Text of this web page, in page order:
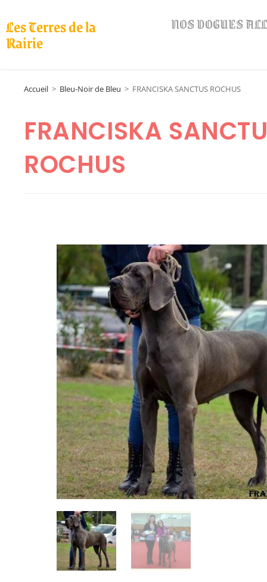
Les Terres de la
Rairie
NOS DOGUES
Accueil > Bleu-Noir de Bleu > FRANCISKA SANCTUS ROCHUS
FRANCISKA
ROCHUS